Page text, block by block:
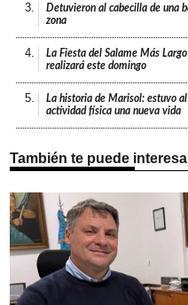
3.
Detuvieron al cabecilla de una
zona
4.
La Fiesta del Salame Más
realizará este domingo
5.
La historia de Marisol: estuvo
actividad física una nueva vida
También te puede